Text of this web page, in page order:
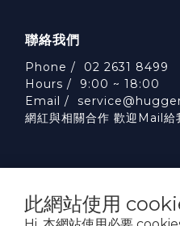
此網站使用
聯絡我們
Phone / 02 2631 8499
Hours / 9:00 ~ 18:00
Email /
網紅與相關合作 歡迎Mail給